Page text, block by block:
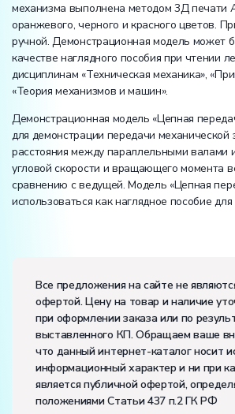
механизма выполнена методом 3Д печати
оранжевого, черного и красного цветов.
ручной. Демонстрационная модель может
качестве наглядного пособия при чтении
дисциплинам «Техническая механика»,
«Теория механизмов и машин».
Демонстрационная модель «Цепная
для демонстрации передачи механической
расстояния между параллельными валами
угловой скорости и вращающего момента
сравнению с ведущей. Модель «Цепная
использоваться как наглядное пособие для
Размеры (Д x Ш x В):
Диапазон рабочих температур,
Влажность, %:до 80
Количество человек, которое
активно может работать на
Все предложения на сайте не
офертой. Цену на товар и наличие
при оформлении заказа или по
выставленного КП. Обращаем ваше
что данный интернет-каталог носит
информационный характер и ни при
является публичной офертой,
положениями Статьи 437 п.2 ГК РФ